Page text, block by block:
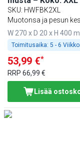
SKU: HWFBK2XL
Muotonsa ja pesun
sekä
W 270 x D 20 x H 400
Toimitusaika: 5 - 6
53,99 €*
RRP 66,99 €
Lisää